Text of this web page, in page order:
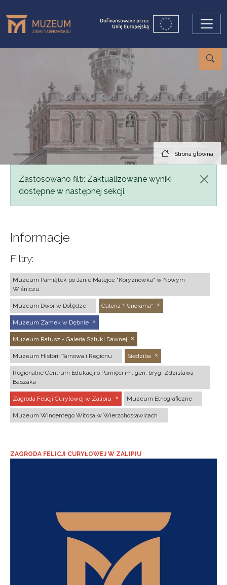
Strona główna
Komunikat
Zastosowano filtr. Zaktualizowane wyniki
dostępne w następnej sekcji.
Informacje
Filtry:
Muzeum Pamiątek po Janie Matejce "Koryznówka" w Nowym
Wiśniczu
Muzeum Dwór w Dołędze Galeria "Panorama"
Muzeum Zamek w Dębnie
Muzeum Ratusz - Galeria Sztuki Dawnej
Muzeum Historii Tarnowa i Regionu Siedziba
Regionalne Centrum Edukacji o Pamięci im. gen. bryg. Zdzisława
Baszaka
Zagroda Felicji Curyłowej w Zalipiu Muzeum Etnograficzne
Muzeum Wincentego Witosa w Wierzchosławicach
ZAGRODA FELICJI CURYŁOWEJ W ZALIPIU